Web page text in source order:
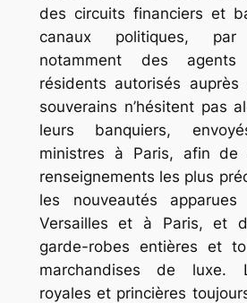
des circuits financiers et
canaux politiques, par
notamment des agents
résidents autorisés
souverains n’hésitent pas
leurs banquiers,
ministres à Paris, afin de
renseignements les plus
les nouveautés
Versailles et à Paris, et
garde-robes entières et
marchandises de luxe.
royales et princières